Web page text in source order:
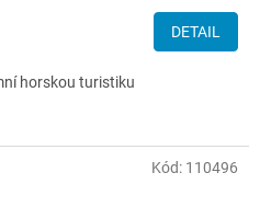
DETAIL
horskou turistiku
Kód: 110496